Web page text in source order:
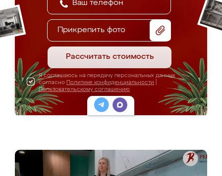
Прикрепить фото
Рассчитать стоимость
Я соглашаюсь на передачу персональных данных
согласно Политике конфиденциальности
Пользовательскому соглашению